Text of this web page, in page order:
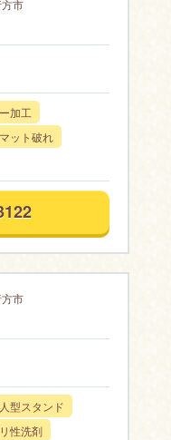
市
加工
ット破れ
市
型スタンド
性洗剤